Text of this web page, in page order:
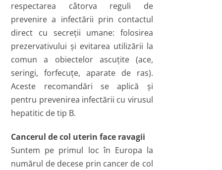
respectarea câtorva reguli de
prevenire a infectării prin contactul
direct cu secreţii umane: folosirea
prezervativului şi evitarea utilizării la
comun a obiectelor ascuţite (ace,
seringi, forfecuţe, aparate de ras).
Aceste recomandări se aplică şi
pentru prevenirea infectării cu virusul
hepatitic de tip B.
Cancerul de col uterin face ravagii
Suntem pe primul loc în Europa la
numărul de decese prin cancer de col